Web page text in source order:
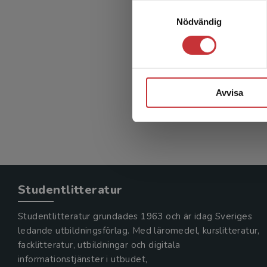
Nödvändig
Avvisa
Gunnar
310 kr
Exkl.
Studentlitteratur
Studentlitteratur grundades 1963 och är idag Sveriges
ledande utbildningsförlag. Med läromedel, kurslitteratur,
facklitteratur, utbildningar och digitala
informationstjänster i utbudet,